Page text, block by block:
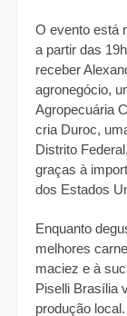
O evento está
a partir das
receber
agronegócio,
Agropecuária
cria Duroc,
Distrito
graças à
dos Estados
Enquanto
melhores
maciez e à
Piselli Brasília
produção